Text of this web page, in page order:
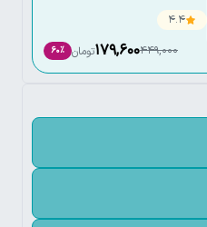
4.4
449,000
179,600تومان 60٪